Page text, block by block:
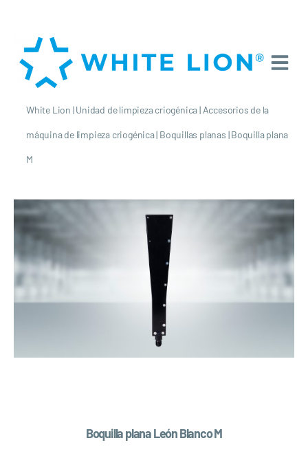
White Lion |Unidad de limpieza criogénica| Accesorios de la
máquina de limpieza criogénica| Boquillas planas |Boquilla plana
M
Boquilla plana León Blanco M